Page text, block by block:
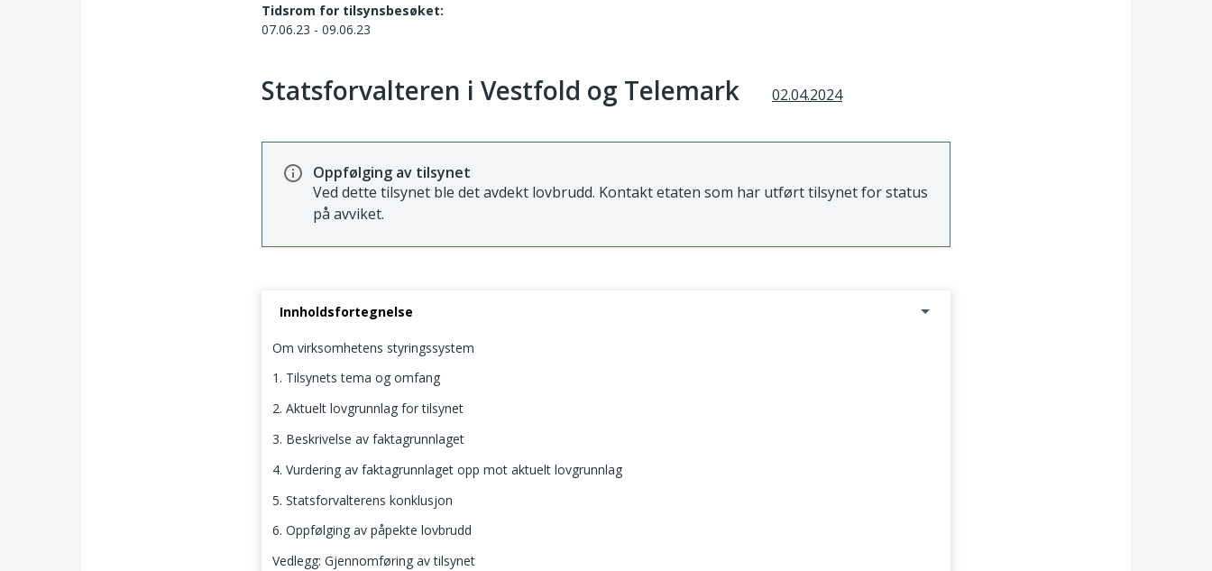
Tidsrom for tilsynsbesøket:
07.06.23 - 09.06.23
Statsforvalteren i Vestfold og Telemark 02.04.2024
Oppfølging av tilsynet
Ved dette tilsynet ble det avdekt lovbrudd. Kontakt etaten som har utført tilsynet for status
på avviket.
Innholdsfortegnelse
Om virksomhetens styringssystem
1. Tilsynets tema og omfang
2. Aktuelt lovgrunnlag for tilsynet
3. Beskrivelse av faktagrunnlaget
4. Vurdering av faktagrunnlaget opp mot aktuelt lovgrunnlag
5. Statsforvalterens konklusjon
6. Oppfølging av påpekte lovbrudd
Vedlegg: Gjennomføring av tilsynet